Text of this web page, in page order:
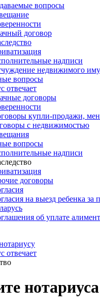
вопросы
договор
надписи
недвижимого
вопросы
отвечает
договоры
купли-продажи,
с недвижимостью
вопросы
надписи
договоры
на выезд ребенка за
об уплате
отвечает
нотариуса